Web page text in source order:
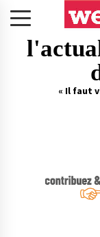
« Il faut